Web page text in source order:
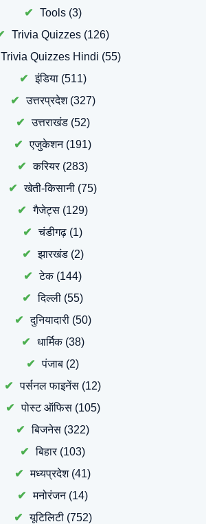
Tools(3)
Trivia Quizzes (126)
Trivia Quizzes Hindi (55)
इंडिया(511)
उत्तरप्रदेश(327)
उत्तराखंड(52)
एजुकेशन(191)
करियर(283)
खेती-किसानी (75)
गैजेट्स (129)
चंडीगढ़ (1)
झारखंड(2)
टेक(144)
दिल्ली (55)
दुनियादारी(50)
धार्मिक(38)
पंजाब (2)
पर्सनल फाइनेंस (12)
पोस्ट ऑफिस(105)
बिजनेस (322)
बिहार(103)
मध्यप्रदेश(41)
मनोरंजन(14)
यूटिलिटी(752)